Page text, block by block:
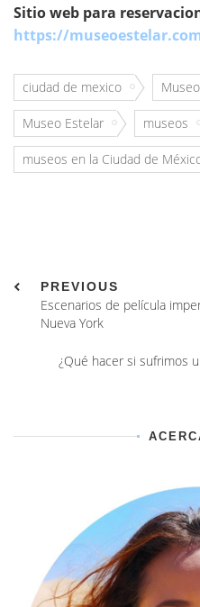
Sitio web para
https://
ciudad de mexico
Museo Estelar museos
museos en la Ciudad de
PREVIOUS
Escenarios de película
Nueva York
¿Qué hacer si sufrimos